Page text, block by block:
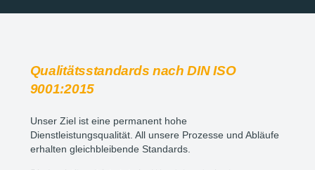
Qualitätsstandards nach DIN ISO
9001:2015
Unser Ziel ist eine permanent hohe
Dienstleistungsqualität. All unsere Prozesse und Abläufe
erhalten gleichbleibende Standards.